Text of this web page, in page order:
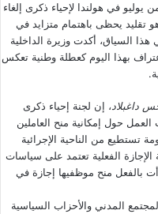
في هولندا لإحياء ذكرى إلغاء
تقليد يحظى باهتمام متزايد في
السياق، أكدت وزيرة الداخلية
بهذا اليوم كعطلة وطنية تعكس
داغبلاد ، إن لجنة إحياء ذكرى
حول إمكانية منح العاملين
تستطيع من الناحية الإجرائية
الفعلية تعتمد على سياسات
منح موظفيها إجازة في
المدني والأحزاب السياسية